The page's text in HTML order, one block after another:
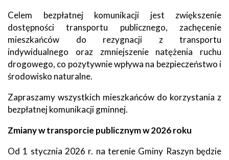
Celem bezpłatnej komunikacji jest zwiększenie
dostępności transportu publicznego, zachęcenie
mieszkańców do rezygnacji z transportu
indywidualnego oraz zmniejszenie natężenia ruchu
drogowego, co pozytywnie wpływa na bezpieczeństwo i
środowisko naturalne.
Zapraszamy wszystkich mieszkańców do korzystania z
bezpłatnej komunikacji gminnej.
Zmiany w transporcie publicznym w 2026 roku
Od 1 stycznia 2026 r. na terenie Gminy Raszyn będzie